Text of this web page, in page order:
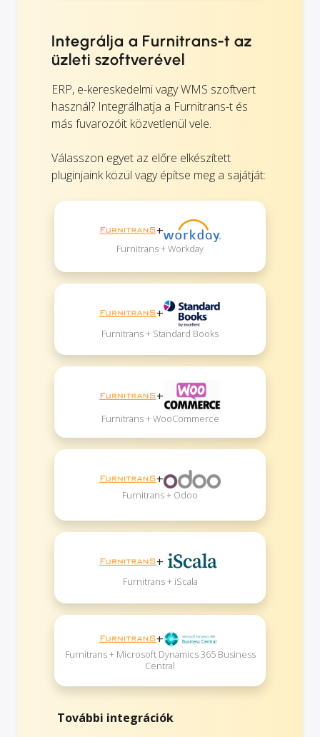
Integrálja a Furnitrans-t az
üzleti szoftverével
ERP, e-kereskedelmi vagy WMS szoftvert
használ? Integrálhatja a Furnitrans-t és
más fuvarozóit közvetlenül vele.
Válasszon egyet az előre elkészített
pluginjaink közül vagy építse meg a sajátját:
+
Furnitrans + Workday
+
Furnitrans + Standard Books
+
Furnitrans + WooCommerce
+
Furnitrans + Odoo
+
Furnitrans + iScala
+
Furnitrans + Microsoft Dynamics 365 Business
Central
További integrációk